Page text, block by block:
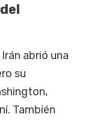
abrió una
su
También